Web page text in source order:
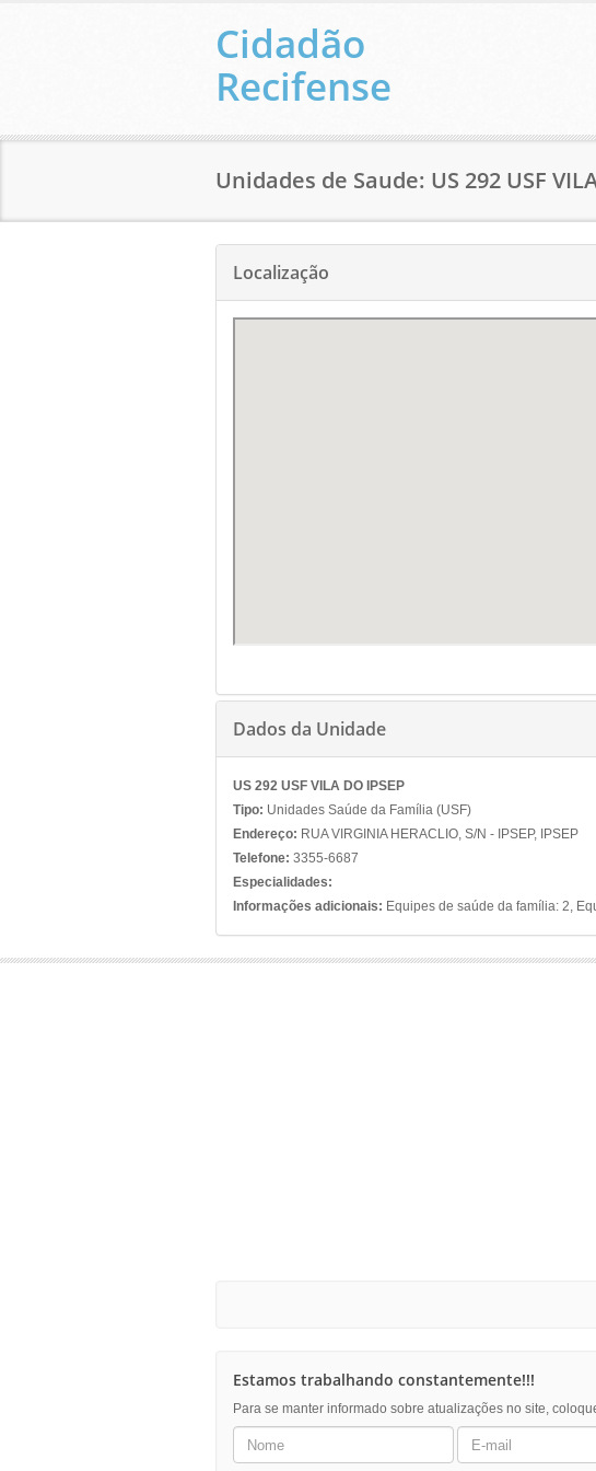
Cidadão
Recifense
Unidades de Saude: US 292 USF
Localização
Dados da Unidade
US 292 USF VILA DO IPSEP
Tipo: Unidades Saúde da Família (USF)
Endereço: RUA VIRGINIA HERACLIO, S/N - IPSEP, IPSEP
Telefone: 3355-6687
Especialidades:
Informações adicionais: Equipes de saúde da família: 2,
Estamos trabalhando constantemente!!!
Para se manter informado sobre atualizações no site,